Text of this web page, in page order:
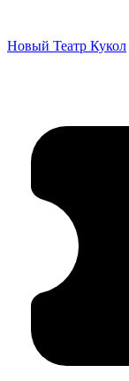
Новый Театр Кукол